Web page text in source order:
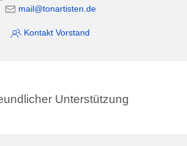
mail@tonartisten.de
Kontakt Vorstand
Unterstützung